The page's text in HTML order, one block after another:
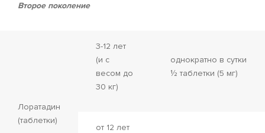
Второе поколение
Лоратадин
(таблетки)
3-12 лет
(и с
весом до
30 кг)
однократно в сутки
½ таблетки (5 мг)
от 12 лет